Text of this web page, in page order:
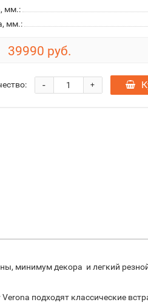
мм.:
мм.:
39990 руб.
+
-
минимум декора и легкий
подходят классические